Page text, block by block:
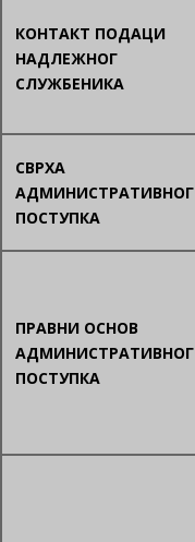
КОНТАКТ ПОДАЦИ
НАДЛЕЖНОГ
СЛУЖБЕНИКА
СВРХА
АДМИНИСТРАТИВНОГ
ПОСТУПКА
ПРАВНИ ОСНОВ
АДМИНИСТРАТИВНОГ
ПОСТУПКА